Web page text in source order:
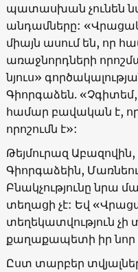
պատասխան չունեն
անդամները: «
միայն ասում են, որ
առաջնորդների
նյուս»
Գիորգաձեն. «Չգիտեմ,
համար բավական է,
որոշումն է»:
Թեյմուրազ
Գիորգաձեին,
Բնակչությունը նրա
տեղացի չէ: Եվ «
տեղեկատվություն չի
քաղաքապետի իր նոր
Ըստ տարբեր